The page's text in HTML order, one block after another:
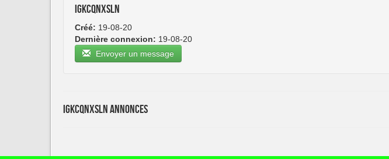
igkcqnxsln
Créé: 19-08-20
Dernière connexion: 19-08-20
Envoyer un message
igkcqnxsln Annonces